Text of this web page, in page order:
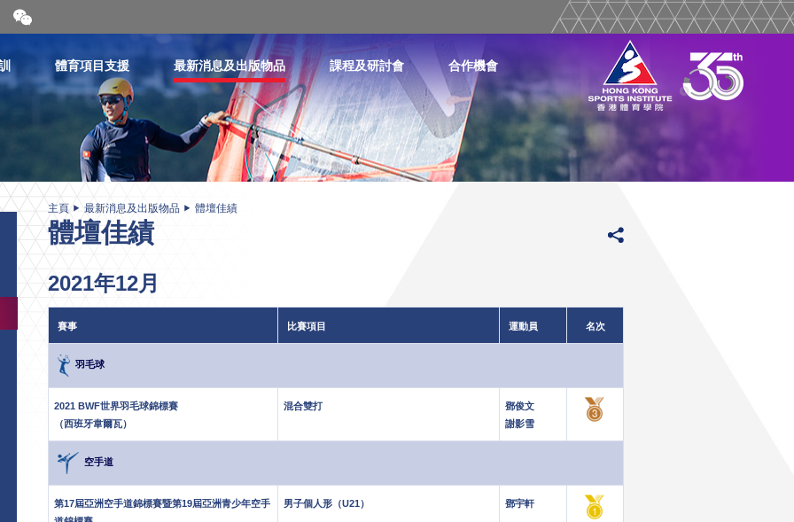
開
合
二
維
體育項目支援 最新消息及出版物品 課程及研討會 合作機會
主頁 最新消息及出版物品 體壇佳績
體壇佳績
2021年12月
賽事 比賽項目 運動員 名次
羽毛球
2021 BWF世界羽毛球錦標賽
（西班牙韋爾瓦）
混合雙打
鄧俊文
謝影雪
空手道
第17屆亞洲空手道錦標賽暨第19屆亞洲青少年空手
男子個人形（U21） 鄧宇軒